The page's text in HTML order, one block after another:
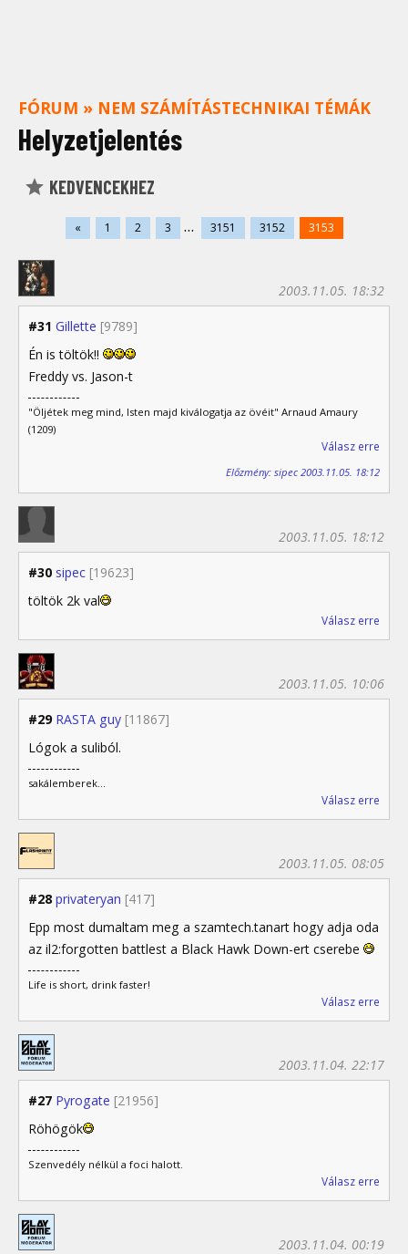
FÓRUM » NEM SZÁMÍTÁSTECHNIKAI TÉMÁK
Helyzetjelentés
KEDVENCEKHEZ
« 1 2 3 ... 3151 3152 3153
#31 Gillette [9789]
2003.11.05. 18:32
Én is töltök!!
Freddy vs. Jason-t
"Öljétek meg mind, Isten majd kiválogatja az övéit" Arnaud Amaury
(1209)
Válasz erre
Előzmény: sipec 2003.11.05. 18:12
#30 sipec [19623]
2003.11.05. 18:12
töltök 2k val
Válasz erre
#29 RASTA guy [11867]
2003.11.05. 10:06
Lógok a suliból.
sakálemberek...
Válasz erre
#28 privateryan [417]
2003.11.05. 08:05
Epp most dumaltam meg a szamtech.tanart hogy adja oda
az il2:forgotten battlest a Black Hawk Down-ert cserebe
Life is short, drink faster!
Válasz erre
#27 Pyrogate [21956]
2003.11.04. 22:17
Röhögök
Szenvedély nélkül a foci halott.
Válasz erre
2003.11.04. 00:19